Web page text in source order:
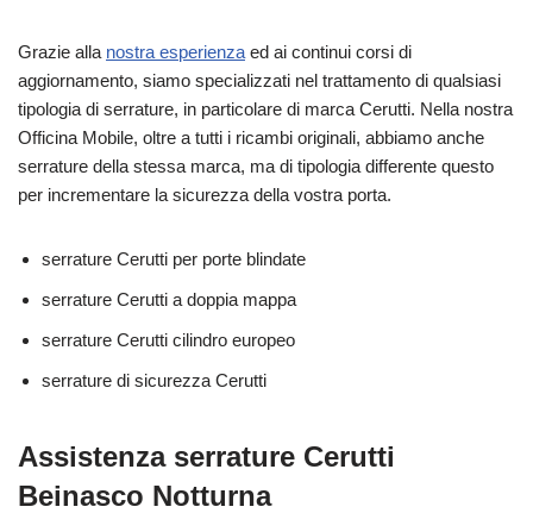
Grazie alla nostra esperienza ed ai continui corsi di
aggiornamento, siamo specializzati nel trattamento di qualsiasi
tipologia di serrature, in particolare di marca Cerutti. Nella nostra
Officina Mobile, oltre a tutti i ricambi originali, abbiamo anche
serrature della stessa marca, ma di tipologia differente questo
per incrementare la sicurezza della vostra porta.
serrature Cerutti per porte blindate
serrature Cerutti a doppia mappa
serrature Cerutti cilindro europeo
serrature di sicurezza Cerutti
Assistenza serrature Cerutti
Beinasco Notturna